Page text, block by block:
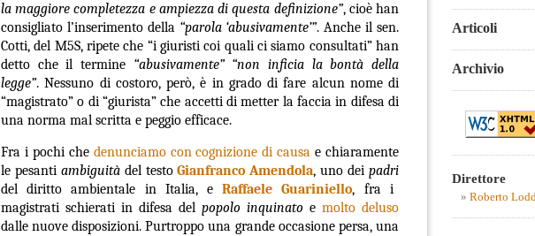
la maggiore completezza e ampiezza di questa definizione”, cioè han
consigliato l’inserimento della “parola ‘abusivamente’”. Anche il sen.
Cotti, del M5S, ripete che “i giuristi coi quali ci siamo consultati” han
detto che il termine “abusivamente” “non inficia la bontà della
legge”.Nessuno di costoro, però, è in grado di fare alcun nome di
“magistrato” o di “giurista” che accetti di metter la faccia in difesa di
una norma mal scritta e peggio efficace.
Fra i pochi che denunciamo con cognizione di causa e chiaramente
le pesanti ambiguitàdel testoGianfranco Amendola, uno deipadri
del diritto ambientale in Italia, eRaffaele Guariniello, fra i
magistrati schierati in difesa del popolo inquinato e molto deluso
dalle nuove disposizioni.Purtroppo una grande occasione persa, una
Articoli
Archivio
Direttore
Roberto